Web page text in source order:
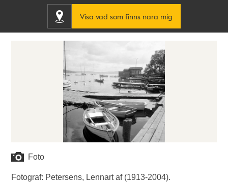
Visa vad som finns nära mig
Foto
Fotograf: Petersens, Lennart af (1913-2004).